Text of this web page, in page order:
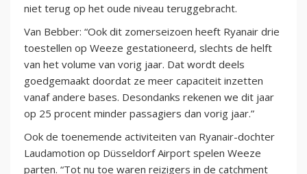
niet terug op het oude niveau teruggebracht.
Van Bebber: “Ook dit zomerseizoen heeft Ryanair drie
toestellen op Weeze gestationeerd, slechts de helft
van het volume van vorig jaar. Dat wordt deels
goedgemaakt doordat ze meer capaciteit inzetten
vanaf andere bases. Desondanks rekenen we dit jaar
op 25 procent minder passagiers dan vorig jaar.”
Ook de toenemende activiteiten van Ryanair-dochter
Laudamotion op Düsseldorf Airport spelen Weeze
parten. “Tot nu toe waren reizigers in de catchment